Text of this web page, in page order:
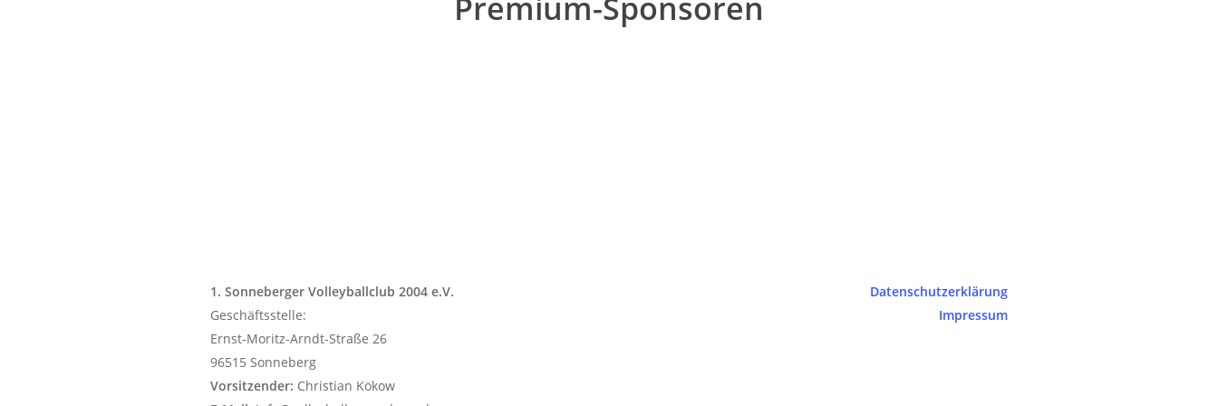
1. Sonneberger Volleyballclub 2004 e.V.
Geschäftsstelle:
Ernst-Moritz-Arndt-Straße 26
96515 Sonneberg
Vorsitzender: Christian Kökow
Datenschutzerklärung
Impressum